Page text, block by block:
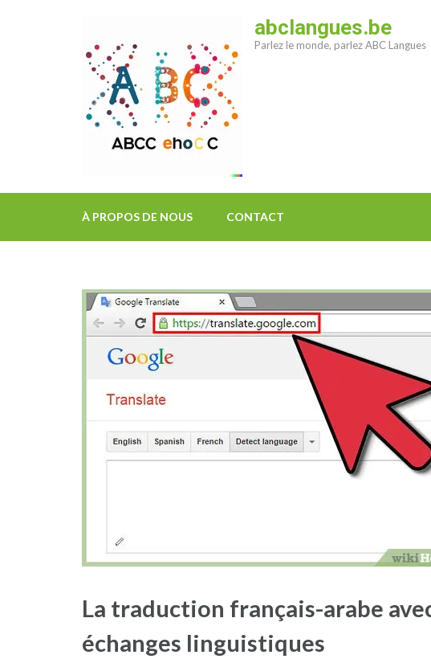
abclangues.be
Parlez le monde, parlez ABC Langues
À PROPOS DE NOUS CONTACT
La traduction français-arabe
échanges linguistiques